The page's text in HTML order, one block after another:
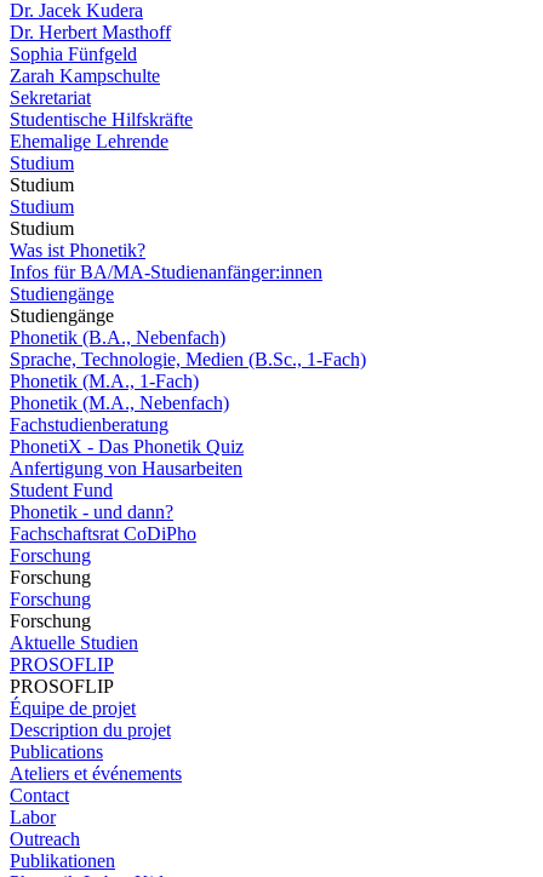
Dr. Jacek Kudera
Dr. Herbert Masthoff
Sophia Fünfgeld
Zarah Kampschulte
Sekretariat
Studentische Hilfskräfte
Ehemalige Lehrende
Studium
Studium
Studium
Studium
Was ist Phonetik?
Infos für BA/MA-Studienanfänger:innen
Studiengänge
Studiengänge
Phonetik (B.A., Nebenfach)
Sprache, Technologie, Medien (B.Sc., 1-Fach)
Phonetik (M.A., 1-Fach)
Phonetik (M.A., Nebenfach)
Fachstudienberatung
PhonetiX - Das Phonetik Quiz
Anfertigung von Hausarbeiten
Student Fund
Phonetik - und dann?
Fachschaftsrat CoDiPho
Forschung
Forschung
Forschung
Forschung
Aktuelle Studien
PROSOFLIP
PROSOFLIP
Équipe de projet
Description du projet
Publications
Ateliers et événements
Contact
Labor
Outreach
Publikationen